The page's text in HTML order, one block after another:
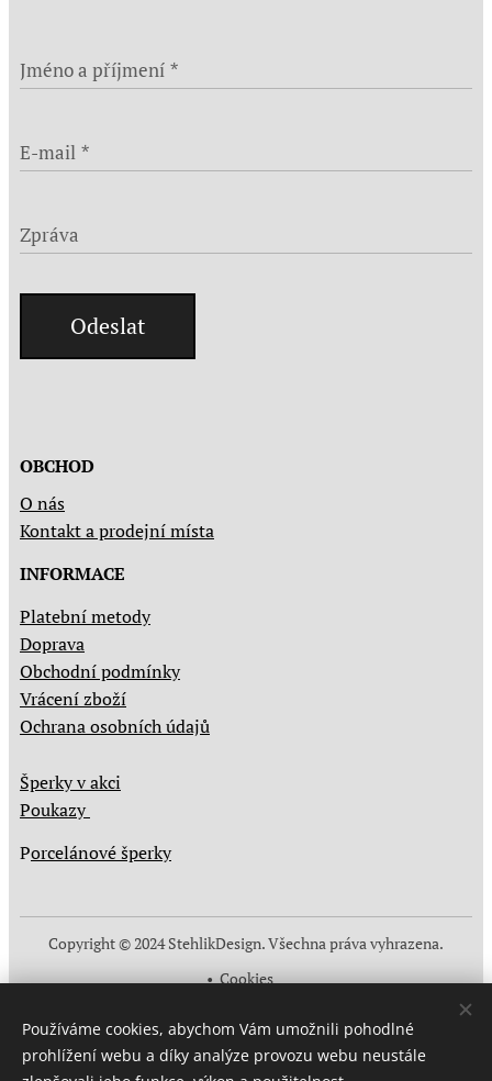
Jméno a příjmení
E-mail
Zpráva
Odeslat
OBCHOD
O nás
Kontakt a prodejní místa
INFORMACE
Platební metody
Doprava
Obchodní podmínky
Vrácení zboží
Ochrana osobních údajů
Šperky v akci
Poukazy
Porcelánové šperky
Copyright © 2024 StehlikDesign. Všechna práva vyhrazena.
Cookies
Měna
CZK Kč
EUR €
Používáme cookies, abychom Vám umožnili pohodlné
prohlížení webu a díky analýze provozu webu neustále